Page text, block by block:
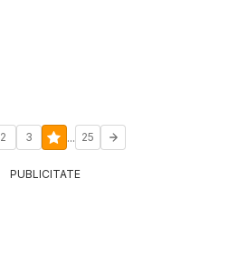
2 3 ... 25
PUBLICITATE